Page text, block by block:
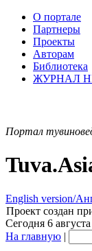
О портале
Партнеры
Проекты
Авторам
Библиотека
ЖУРНАЛ
Портал
English version/
Проект создан
Сегодня 6 августа
На главную |